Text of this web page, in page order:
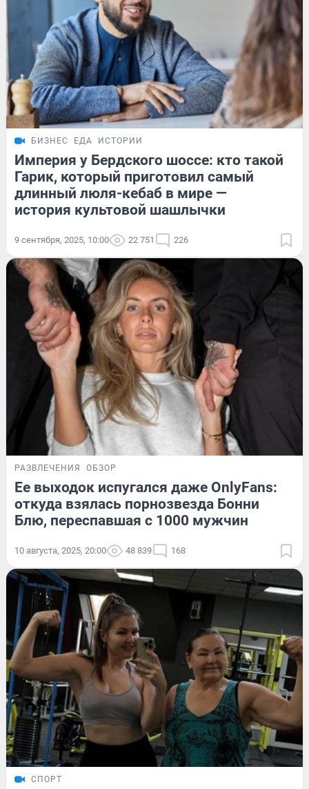
БИЗНЕС ЕДА ИСТОРИИ
Империя у Бердского шоссе: кто такой
Гарик, который приготовил самый
длинный люля-кебаб в мире —
история культовой шашлычки
9 сентября, 2025, 10:00 22 751 226
РАЗВЛЕЧЕНИЯ ОБЗОР
Ее выходок испугался даже OnlyFans:
откуда взялась порнозвезда Бонни
Блю, переспавшая с 1000 мужчин
10 августа, 2025, 20:00 48 839 168
СПОРТ